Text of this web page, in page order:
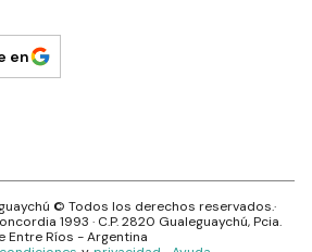
en
© Todos los derechos reservados.·
1993 · C.P.2820 Gualeguaychú, Pcia.
Entre Ríos - Argentina